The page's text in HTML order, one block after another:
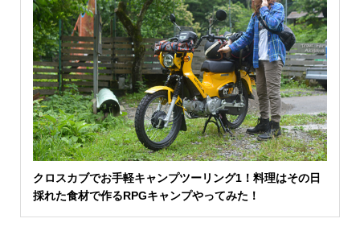
クロスカブでお手軽キャンプツーリング1！料理はその日
採れた食材で作るRPGキャンプやってみた！